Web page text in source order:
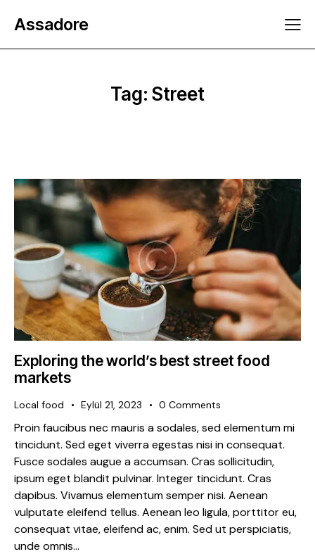
Assadore
Tag: Street
Exploring the world’s best street food
markets
Local food Eylül 21, 2023 0 Comments
Proin faucibus nec mauris a sodales, sed elementum mi
tincidunt. Sed eget viverra egestas nisi in consequat.
Fusce sodales augue a accumsan. Cras sollicitudin,
ipsum eget blandit pulvinar. Integer tincidunt. Cras
dapibus. Vivamus elementum semper nisi. Aenean
vulputate eleifend tellus. Aenean leo ligula, porttitor eu,
consequat vitae, eleifend ac, enim. Sed ut perspiciatis,
unde omnis…